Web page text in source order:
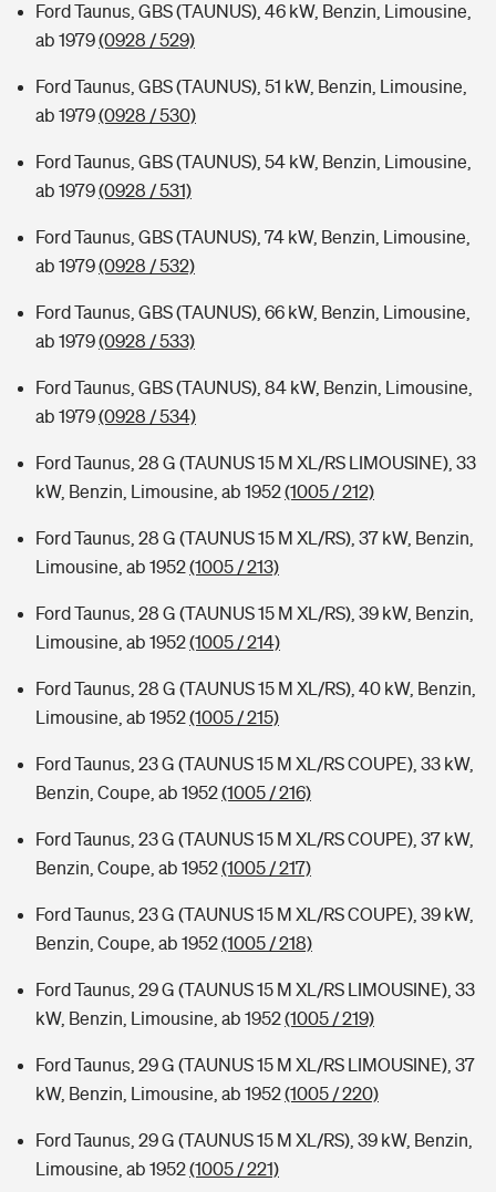
Ford Taunus, GBS (TAUNUS), 46 kW, Benzin, Limousine,
ab 1979(0928 / 529)
Ford Taunus, GBS (TAUNUS), 51 kW, Benzin, Limousine,
ab 1979(0928 / 530)
Ford Taunus, GBS (TAUNUS), 54 kW, Benzin, Limousine,
ab 1979(0928 / 531)
Ford Taunus, GBS (TAUNUS), 74 kW, Benzin, Limousine,
ab 1979(0928 / 532)
Ford Taunus, GBS (TAUNUS), 66 kW, Benzin, Limousine,
ab 1979(0928 / 533)
Ford Taunus, GBS (TAUNUS), 84 kW, Benzin, Limousine,
ab 1979(0928 / 534)
Ford Taunus, 28 G (TAUNUS 15 M XL/RS LIMOUSINE), 33
kW, Benzin, Limousine, ab 1952(1005 / 212)
Ford Taunus, 28 G (TAUNUS 15 M XL/RS), 37 kW, Benzin,
Limousine, ab 1952(1005 / 213)
Ford Taunus, 28 G (TAUNUS 15 M XL/RS), 39 kW, Benzin,
Limousine, ab 1952(1005 / 214)
Ford Taunus, 28 G (TAUNUS 15 M XL/RS), 40 kW, Benzin,
Limousine, ab 1952(1005 / 215)
Ford Taunus, 23 G (TAUNUS 15 M XL/RS COUPE), 33 kW,
Benzin, Coupe, ab 1952(1005 / 216)
Ford Taunus, 23 G (TAUNUS 15 M XL/RS COUPE), 37 kW,
Benzin, Coupe, ab 1952(1005 / 217)
Ford Taunus, 23 G (TAUNUS 15 M XL/RS COUPE), 39 kW,
Benzin, Coupe, ab 1952(1005 / 218)
Ford Taunus, 29 G (TAUNUS 15 M XL/RS LIMOUSINE), 33
kW, Benzin, Limousine, ab 1952(1005 / 219)
Ford Taunus, 29 G (TAUNUS 15 M XL/RS LIMOUSINE), 37
kW, Benzin, Limousine, ab 1952(1005 / 220)
Ford Taunus, 29 G (TAUNUS 15 M XL/RS), 39 kW, Benzin,
Limousine, ab 1952(1005 / 221)